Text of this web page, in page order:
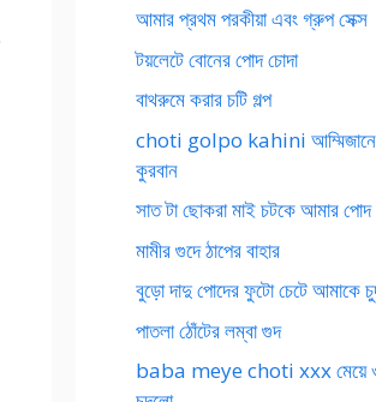
আমার প্রথম পরকীয়া এবং গ্রুপ সেক্স
টয়লেটে বোনের পোদ চোদা
বাথরুমে করার চটি গল্প
choti golpo kahini
কুরবান
সাত টা ছোকরা মাই চটকে আমার
মামীর গুদে ঠাপের বাহার
বুড়ো দাদু পোদের ফুটো চেটে আমাকে
পাতলা ঠোঁটের লম্বা গুদ
baba meye choti xxx মেয়ে